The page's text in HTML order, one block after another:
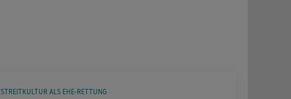
STREITKULTUR ALS EHE-RETTUNG